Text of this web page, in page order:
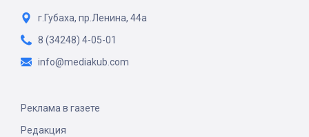
г.Губаха, пр.Ленина, 44а
8 (34248) 4-05-01
info@mediakub.com
Реклама в газете
Редакция